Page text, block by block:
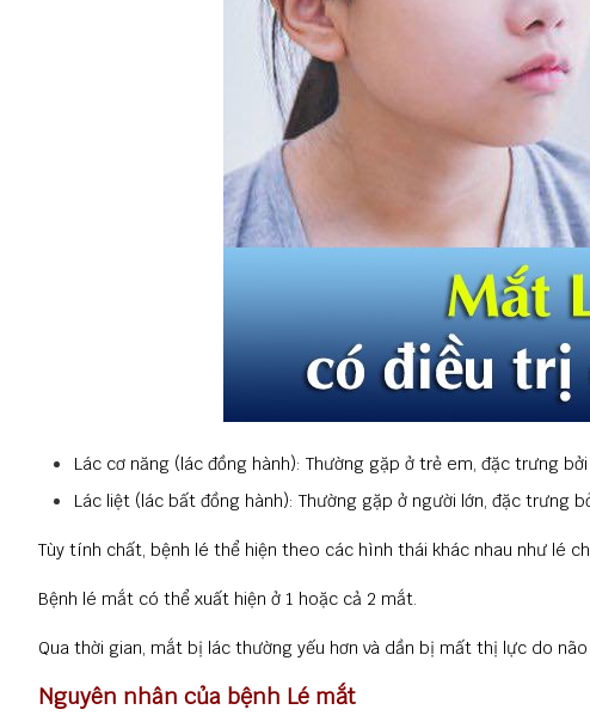
Lác cơ năng (lác đồng hành): Thường gặp ở trẻ em, đặc trưng
Lác liệt (lác bất đồng hành): Thường gặp ở người lớn, đặc trưng
Tùy tính chất, bệnh lé thể hiện theo các hình thái khác nhau như lé
Bệnh lé mắt có thể xuất hiện ở 1 hoặc cả 2 mắt.
Qua thời gian, mắt bị lác thường yếu hơn và dần bị mất thị lực do
Nguyên nhân của bệnh Lé mắt